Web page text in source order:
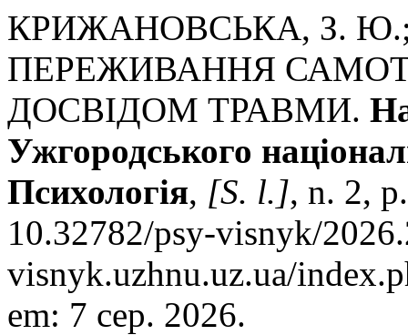
КРИЖАНОВСЬКА, З.
ПЕРЕЖИВАННЯ
ДОСВІДОМ ТРАВМИ.
Ужгородського
Психологія, [S. l.], n. 2,
10.32782/psy-visnyk/
visnyk.uzhnu.uz.ua/
em: 7 сер. 2026.